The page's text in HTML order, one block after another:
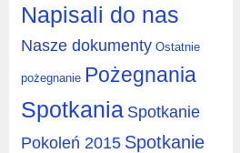
Napisali do nas
Nasze dokumenty Ostatnie
pożegnanie Pożegnania
Spotkania Spotkanie
Pokoleń 2015 Spotkanie